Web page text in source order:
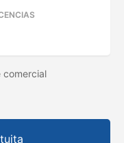
comercial